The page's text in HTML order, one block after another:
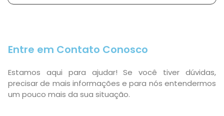
Entre em Contato Conosco
Estamos aqui para ajudar! Se você tiver dúvidas,
precisar de mais informações e para nós entendermos
um pouco mais da sua situação.